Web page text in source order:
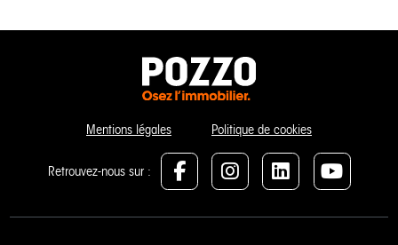
Mentions légales Politique de cookies
Retrouvez-nous sur :